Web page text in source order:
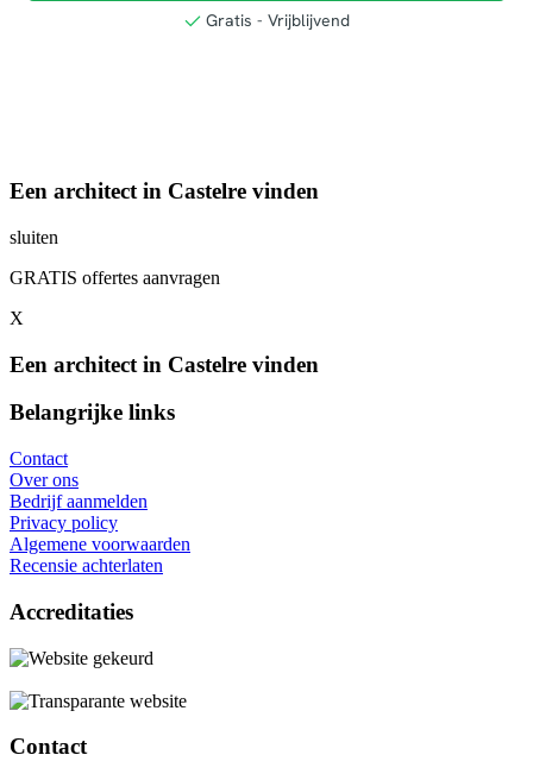
Een architect in Castelre vinden
sluiten
GRATIS offertes aanvragen
X
Een architect in Castelre vinden
Belangrijke links
Contact
Over ons
Bedrijf aanmelden
Privacy policy
Algemene voorwaarden
Recensie achterlaten
Accreditaties
Contact